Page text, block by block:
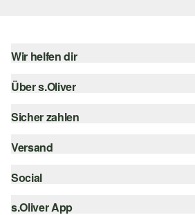
Wir helfen dir
Hilfe & FAQ
Größenberatung
Top-Kategorien
Bestellung widerrufen
Über s.Oliver
s.Oliver Magazin
Whatsapp
Sicher zahlen
Rechnung
Kreditkarte
Versand
Sendungsverfolgung
DHL
Social
instagram
s.Oliver App